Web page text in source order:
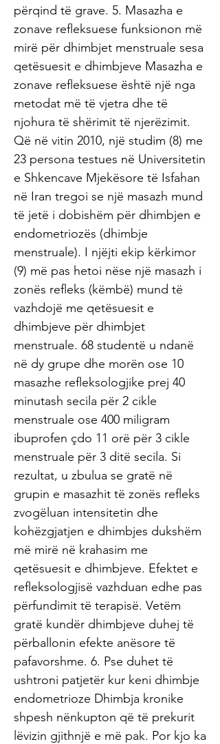
përqind të grave. 5. Masazha e
zonave refleksuese funksionon më
mirë për dhimbjet menstruale sesa
qetësuesit e dhimbjeve Masazha e
zonave refleksuese është një nga
metodat më të vjetra dhe të
njohura të shërimit të njerëzimit.
Që në vitin 2010, një studim (8) me
23 persona testues në Universitetin
e Shkencave Mjekësore të Isfahan
në Iran tregoi se një masazh mund
të jetë i dobishëm për dhimbjen e
endometriozës (dhimbje
menstruale). I njëjti ekip kërkimor
(9) më pas hetoi nëse një masazh i
zonës refleks (këmbë) mund të
vazhdojë me qetësuesit e
dhimbjeve për dhimbjet
menstruale. 68 studentë u ndanë
në dy grupe dhe morën ose 10
masazhe refleksologjike prej 40
minutash secila për 2 cikle
menstruale ose 400 miligram
ibuprofen çdo 11 orë për 3 cikle
menstruale për 3 ditë secila. Si
rezultat, u zbulua se gratë në
grupin e masazhit të zonës refleks
zvogëluan intensitetin dhe
kohëzgjatjen e dhimbjes dukshëm
më mirë në krahasim me
qetësuesit e dhimbjeve. Efektet e
refleksologjisë vazhduan edhe pas
përfundimit të terapisë. Vetëm
gratë kundër dhimbjeve duhej të
përballonin efekte anësore të
pafavorshme. 6. Pse duhet të
ushtroni patjetër kur keni dhimbje
endometrioze Dhimbja kronike
shpesh nënkupton që të prekurit
lëvizin gjithnjë e më pak. Por kjo ka